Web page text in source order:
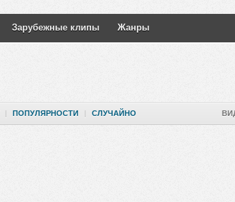
Зарубежные клипы Жанры
| ПОПУЛЯРНОСТИ | СЛУЧАЙНО